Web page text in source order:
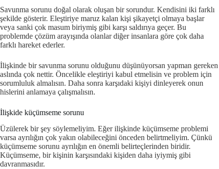
Savunma sorunu doğal olarak oluşan bir sorundur. Kendisini iki farklı
şekilde gösterir. Eleştiriye maruz kalan kişi şikayetçi olmaya başlar
veya sanki çok masum biriymiş gibi karşı saldırıya geçer. Bu
problemde çözüm arayışında olanlar diğer insanlara göre çok daha
farklı hareket ederler.
İlişkinde bir savunma sorunu olduğunu düşünüyorsan yapman gereken
aslında çok nettir. Öncelikle eleştiriyi kabul etmelisin ve problem için
sorumluluk almalısın. Daha sonra karşıdaki kişiyi dinleyerek onun
hislerini anlamaya çalışmalısın.
İlişkide küçümseme sorunu
Üzülerek bir şey söylemeliyim. Eğer ilişkinde küçümseme problemi
varsa ayrılığın çok yakın olabileceğini önceden belirtmeliyim. Çünkü
küçümseme sorunu ayrılığın en önemli belirteçlerinden biridir.
Küçümseme, bir kişinin karşısındaki kişiden daha iyiymiş gibi
davranmasıdır.